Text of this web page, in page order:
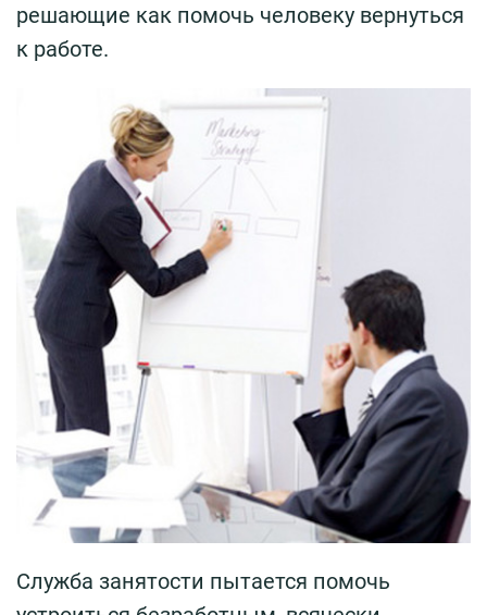
решающие как помочь человеку вернуться
к работе.
Служба занятости пытается помочь